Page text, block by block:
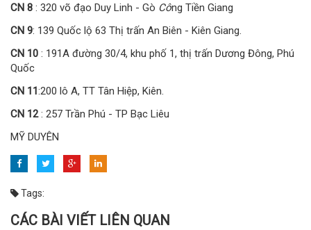
CN 8 : 320 võ đạo Duy Linh - Gò Công Tiền Giang
CN 9: 139 Quốc lộ 63 Thị trấn An Biên - Kiên Giang.
CN 10 : 191A đường 30/4, khu phố 1, thị trấn Dương Đông, Phú
Quốc
CN 11 :200 lô A, TT Tân Hiệp, Kiên.
CN 12: 257 Trần Phú - TP Bạc Liêu
MỸ DUYÊN
Tags:
CÁC BÀI VIẾT LIÊN QUAN